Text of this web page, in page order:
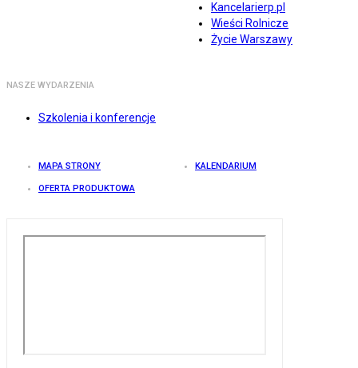
Kancelarierp.pl
Wieści Rolnicze
Życie Warszawy
NASZE WYDARZENIA
Szkolenia i konferencje
MAPA STRONY KALENDARIUM
OFERTA PRODUKTOWA